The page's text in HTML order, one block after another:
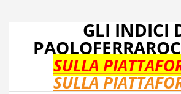
GLI INDICI
SULLA
SULLA PIATTA